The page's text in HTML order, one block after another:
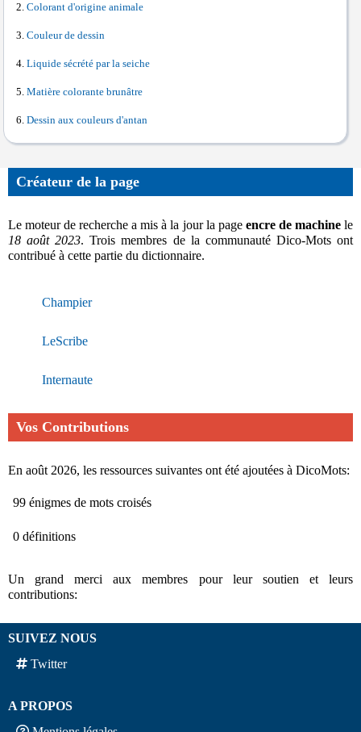
Colorant d'origine animale
Couleur de dessin
Liquide sécrété par la seiche
Matière colorante brunâtre
Dessin aux couleurs d'antan
Créateur de la page
Le moteur de recherche a mis à la jour la page encre de machinele
18 août 2023. Trois membres de la communauté Dico-Mots ont
contribué à cette partie du dictionnaire.
Champier
LeScribe
Internaute
Vos Contributions
En août 2026, les ressources suivantes ont été ajoutées à DicoMots:
99 énigmes de mots croisés
0 définitions
Un grand merci aux membres pour leur soutien et leurs
contributions:
SUIVEZ NOUS
Twitter
A PROPOS